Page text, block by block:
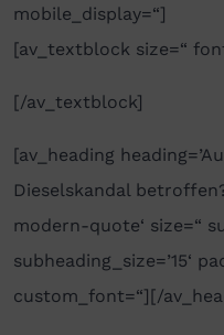
mobile_display=“]
[av_textblock size=“
[/av_textblock]
[av_heading
Dieselskandal
modern-quote‘ size=“
subheading_size=’15‘
custom_font=“][/